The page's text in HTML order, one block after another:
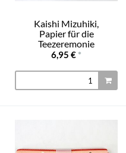
Kaishi Mizuhiki,
Papier für die
Teezeremonie
6,95 € *